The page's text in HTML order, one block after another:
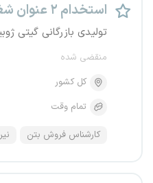
استخدام ۲ عنوان شغلی
تولیدی بازرگانی گیتی
منقضی شده
کل کشور
تمام وقت
کارشناس فروش بتن